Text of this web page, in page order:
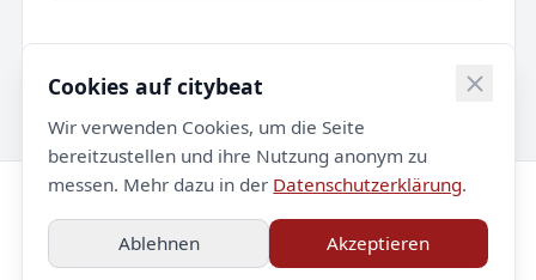
Noch keine Kommentare.
© 2026 citybeat. Alle Rechte vorbehalten.
Impressum
Datenschutz Kontakt
Cookies auf citybeat
Wir verwenden Cookies, um die Seite
bereitzustellen und ihre Nutzung anonym zu
messen. Mehr dazu in der Datenschutzerklärung.
Ablehnen Akzeptieren